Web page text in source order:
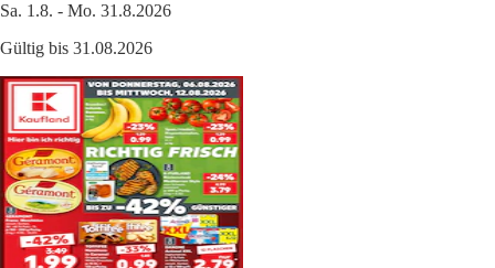
Sa. 1.8. - Mo. 31.8.2026
Gültig bis 31.08.2026